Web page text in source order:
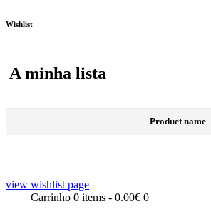
Wishlist
A minha lista
Product name
view wishlist page
Carrinho 0 items - 0.00€ 0